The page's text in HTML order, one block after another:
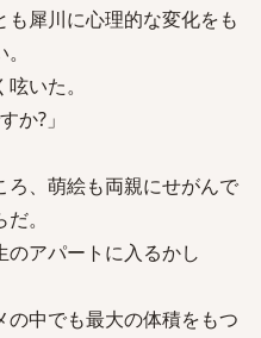
犀川に心理的な変化をも
いた。
か?」
、萌絵も両親にせがんで
。
のアパートに入るかし
中でも最大の体積をもつ